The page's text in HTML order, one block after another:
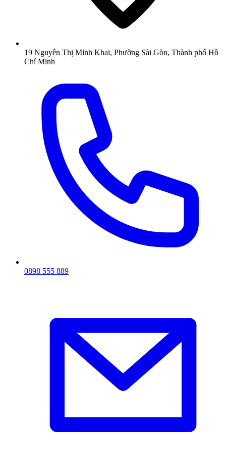
19 Nguyễn Thị Minh Khai, Phường Sài Gòn, Thành phố Hồ
Chí Minh
0898 555 889